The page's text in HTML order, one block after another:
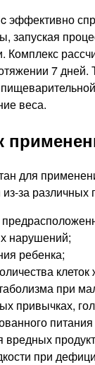
эффективно
запуская
Комплекс
7 дней.
веса.
для
за различных
нарушений;
ребенка;
при
привычках,
вредных
при